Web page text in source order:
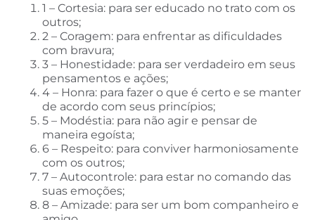
1 – Cortesia: para ser educado no trato com os
outros;
2 – Coragem: para enfrentar as dificuldades
com bravura;
3 – Honestidade: para ser verdadeiro em seus
pensamentos e ações;
4 – Honra: para fazer o que é certo e se manter
de acordo com seus princípios;
5 – Modéstia: para não agir e pensar de
maneira egoísta;
6 – Respeito: para conviver harmoniosamente
com os outros;
7 – Autocontrole: para estar no comando das
suas emoções;
8 – Amizade: para ser um bom companheiro e